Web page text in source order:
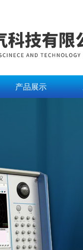
产品展示